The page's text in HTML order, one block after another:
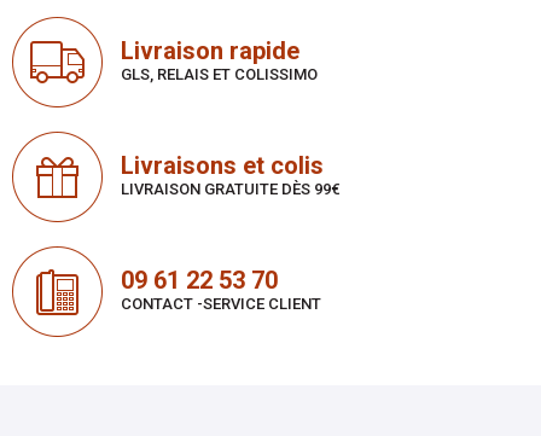
Livraison rapide
GLS, RELAIS ET COLISSIMO
Livraisons et colis
LIVRAISON GRATUITE DÈS 99€
09 61 22 53 70
CONTACT -SERVICE CLIENT